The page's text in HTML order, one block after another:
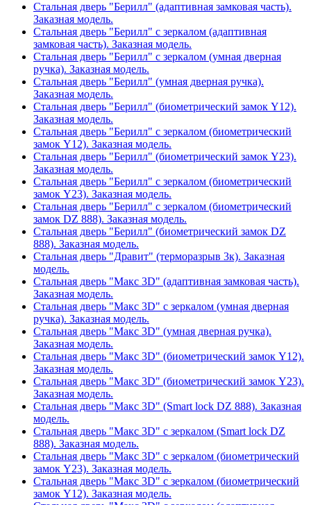
Стальная дверь "Берилл" (адаптивная замковая часть).
Заказная модель.
Стальная дверь "Берилл" с зеркалом (адаптивная
замковая часть). Заказная модель.
Стальная дверь "Берилл" с зеркалом (умная дверная
ручка). Заказная модель.
Стальная дверь "Берилл" (умная дверная ручка).
Заказная модель.
Стальная дверь "Берилл" (биометрический замок Y12).
Заказная модель.
Стальная дверь "Берилл" с зеркалом (биометрический
замок Y12). Заказная модель.
Стальная дверь "Берилл" (биометрический замок Y23).
Заказная модель.
Стальная дверь "Берилл" с зеркалом (биометрический
замок Y23). Заказная модель.
Стальная дверь "Берилл" с зеркалом (биометрический
замок DZ 888). Заказная модель.
Стальная дверь "Берилл" (биометрический замок DZ
888). Заказная модель.
Стальная дверь "Дравит" (терморазрыв 3к). Заказная
модель.
Стальная дверь "Макс 3D" (адаптивная замковая часть).
Заказная модель.
Стальная дверь "Макс 3D" с зеркалом (умная дверная
ручка). Заказная модель.
Стальная дверь "Макс 3D" (умная дверная ручка).
Заказная модель.
Стальная дверь "Макс 3D" (биометрический замок Y12).
Заказная модель.
Стальная дверь "Макс 3D" (биометрический замок Y23).
Заказная модель.
Стальная дверь "Макс 3D" (Smart lock DZ 888). Заказная
модель.
Стальная дверь "Макс 3D" с зеркалом (Smart lock DZ
888). Заказная модель.
Стальная дверь "Макс 3D" с зеркалом (биометрический
замок Y23). Заказная модель.
Стальная дверь "Макс 3D" с зеркалом (биометрический
замок Y12). Заказная модель.